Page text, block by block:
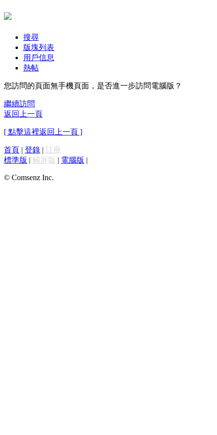
搜尋
版塊列表
用戶信息
熱帖
您訪問的頁面無手機頁面，是否進一步訪問電腦版？
繼續訪問
返回上一頁
[ 點擊這裡返回上一頁 ]
首頁 | 登錄 | 註冊
標準版 | 觸屏版 | 電腦版 |
© Comsenz Inc.